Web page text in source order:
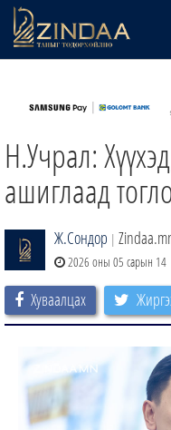
ТВ8
ӨГЛӨӨНИЙ СОНИН
АУДИО ЗОХИОЛ
Н.Учрал:
ашиглаад
Ж.Сондор |
2026 оны 05 сарын 14
Хуваалцах